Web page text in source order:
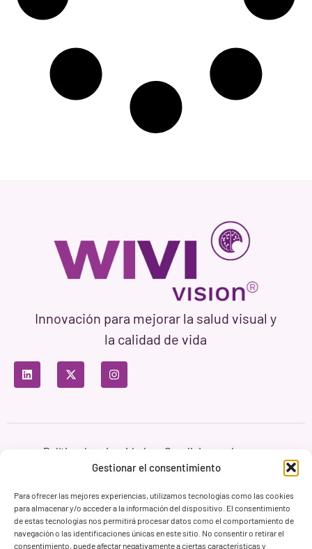
Gestionar el consentimiento
Para ofrecer las mejores experiencias, utilizamos tecnologías como las cookies
para almacenar y/o acceder a la información del dispositivo. El consentimiento
de estas tecnologías nos permitirá procesar datos como el comportamiento de
navegación o las identificaciones únicas en este sitio. No consentir o retirar el
consentimiento, puede afectar negativamente a ciertas características y
Innovación para mejorar la salud visual y
la calidad de vida
Política de privacidad
Condiciones de uso
Política de cookies